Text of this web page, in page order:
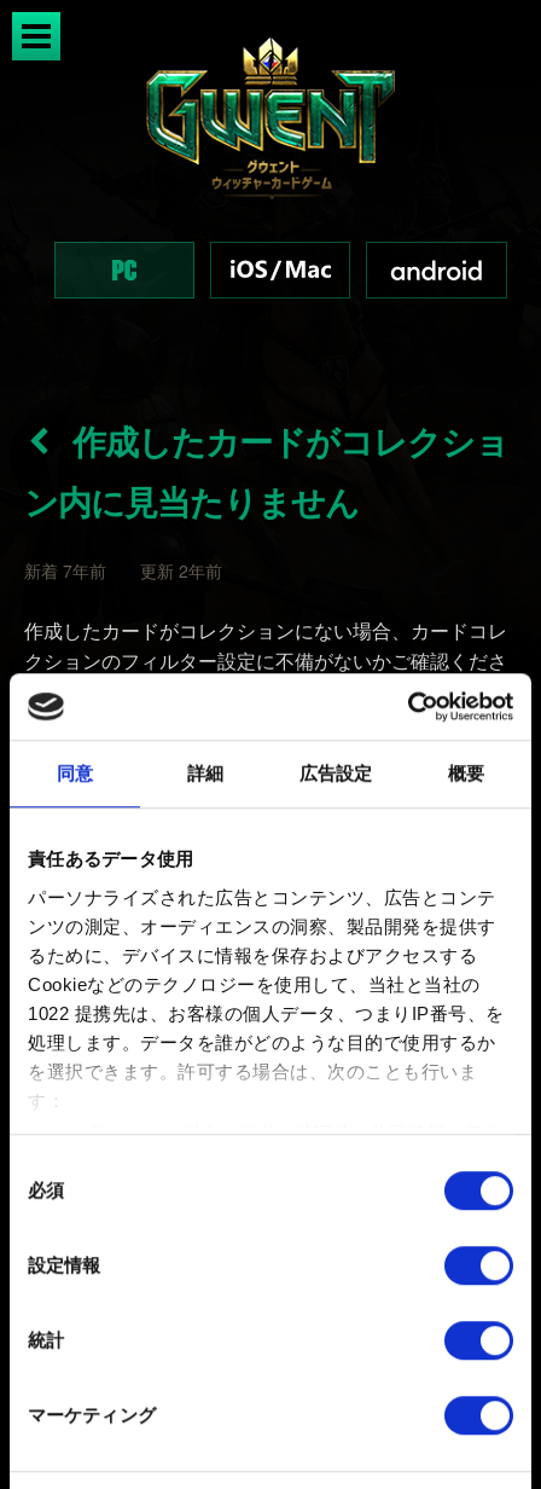
同意 詳細 広告設定 概要
責任あるデータ使用
パーソナライズされた広告とコンテンツ、広告とコンテ
ンツの測定、オーディエンスの洞察、製品開発を提供す
るために、デバイスに情報を保存およびアクセスする
Cookieなどのテクノロジーを使用して、当社と当社の
1022 提携先は、お客様の個人データ、つまりIP番号、を
処理します。データを誰がどのような目的で使用するか
を選択できます。 許可する場合は、次のことも行いま
す：
数メートル以内の誤差の地理的な位置情報を収集
特定の特性（フィンガープリント）を積極的にス
詳細セクション
で個人データの処理方法と設定を行って
ください。「Cookie宣言」からいつでも同意を変更また
だくために必要なものです。その他のCookieは、ウェブ
サイトの品質向上のために、オプションとして技術的お
必須
設定情報
統計
マーケティング
作成したカードがコレクショ
ン内に見当たりません
新着 7年前 更新 2年前
作成したカードがコレクションにない場合、カードコレ
クションのフィルター設定に不備がないかご確認くださ
い。フィルター設定用のパネルは、カードコレクション
画面の右側にあります。
フィルター設定に問題がないにもかかわらずカードが見
つからない場合は、説明欄に以下の詳細情報を記載して
1.カード名およびそれがプレミアムであるか否か。
2.カードを作成した日付と時刻（+タイムゾーン）。
3.該当カードがないことを示す、カードコレクションの
スクリーンショット。
GOG.COMのアカウントにログインしてお